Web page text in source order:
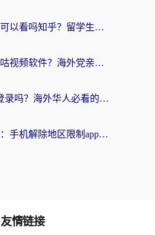
央视影音在海外可以看吗知乎？留学生亲测：3步解决地域限制+追剧自由
在国外怎么看咪咕视频软件？海外党亲测有效的回国加速方案
12123在国外能登录吗？海外华人必看的回国加速实用指南
海外党追剧必备：手机解除地区限制app怎么选？解决央视视频&国内剧地区限制全指南
友情链接